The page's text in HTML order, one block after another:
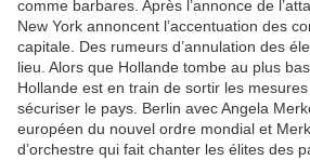
comme barbares. Après l’annonce de
New York annoncent l’accentuation des
capitale. Des rumeurs d’annulation des
lieu. Alors que Hollande tombe au plus
Hollande est en train de sortir les
sécuriser le pays. Berlin avec Angela
européen du nouvel ordre mondial et
d’orchestre qui fait chanter les élites des